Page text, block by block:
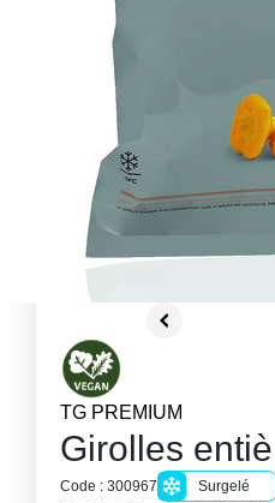
TG PREMIUM
Girolles
Code : 300967
Surgelé